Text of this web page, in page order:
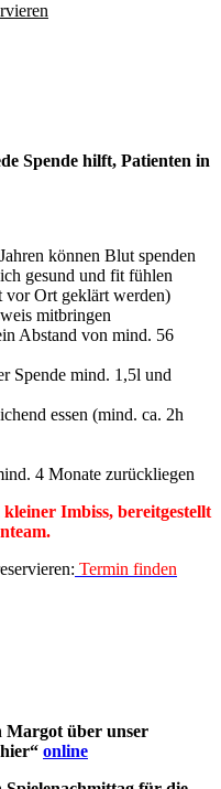
Spende hilft, Patienten in
können Blut spenden
gesund und fit fühlen
vor Ort geklärt werden)
mitbringen
Abstand von mind. 56
Spende mind. 1,5l und
essen (mind. ca. 2h
4 Monate zurückliegen
Imbiss, bereitgestellt
Termin finden
Margot über unser
online